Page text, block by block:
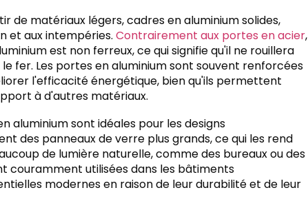
de matériaux légers, cadres en aluminium solides,
et aux intempéries. Contrairement aux portes en acier,
est non ferreux, ce qui signifie qu'il ne rouillera
fer. Les portes en aluminium sont souvent renforcées
l'efficacité énergétique, bien qu'ils permettent
à d'autres matériaux.
aluminium sont idéales pour les designs
des panneaux de verre plus grands, ce qui les rend
de lumière naturelle, comme des bureaux ou des
couramment utilisées dans les bâtiments
modernes en raison de leur durabilité et de leur